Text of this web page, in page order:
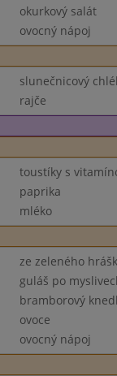
okurkový salát
ovocný nápoj
slunečnicový
rajče
toustíky s
paprika
mléko
ze zeleného
guláš po
bramborový
ovoce
ovocný nápoj